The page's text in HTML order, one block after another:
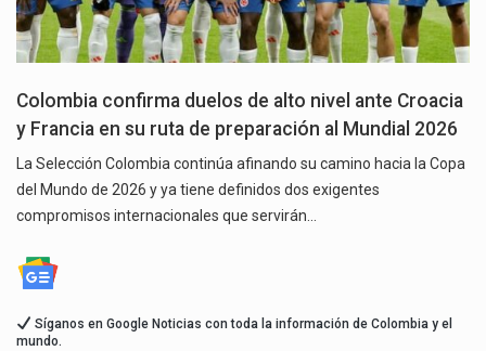
Colombia confirma duelos de alto nivel ante Croacia
y Francia en su ruta de preparación al Mundial 2026
La Selección Colombia continúa afinando su camino hacia la Copa
del Mundo de 2026 y ya tiene definidos dos exigentes
compromisos internacionales que servirán…
Síganos en Google Noticias con toda la información de Colombia y el
mundo.